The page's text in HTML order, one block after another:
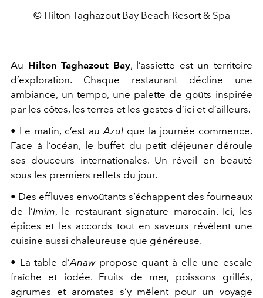
© Hilton Taghazout Bay Beach Resort & Spa
Au Hilton Taghazout Bay, l’assiette est un territoire
d’exploration. Chaque restaurant décline une
ambiance, un tempo, une palette de goûts inspirée
par les côtes, les terres et les gestes d’ici et d’ailleurs.
• Le matin, c’est au Azul que la journée commence.
Face à l’océan, le buffet du petit déjeuner déroule
ses douceurs internationales. Un réveil en beauté
sous les premiers reflets du jour.
• Des effluves envoûtants s’échappent des fourneaux
de l’Imim, le restaurant signature marocain. Ici, les
épices et les accords tout en saveurs révèlent une
cuisine aussi chaleureuse que généreuse.
• La table d’Anawpropose quant à elle une escale
fraîche et iodée. Fruits de mer, poissons grillés,
agrumes et aromates s’y mêlent pour un voyage